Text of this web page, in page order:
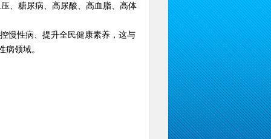
、糖尿病、高尿酸、高血脂、高体
慢性病、提升全民健康素养，这与
领域。